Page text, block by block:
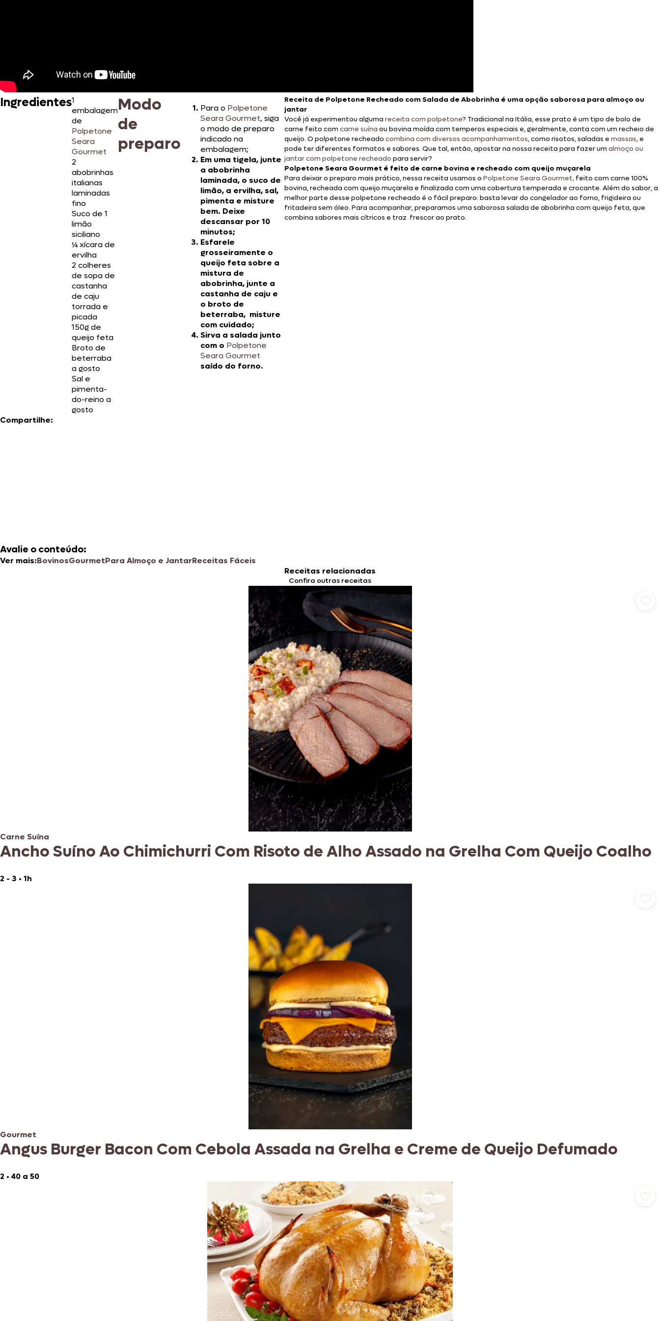
Ingredientes1
embalagem
de
Polpetone
Seara
Gourmet
2
abobrinhas
italianas
laminadas
fino
Suco de 1
limão
siciliano
¼ xícara de
ervilha
2 colheres
de sopa de
castanha
de caju
torrada e
picada
150g de
queijo feta
Broto de
beterraba
a gosto
Sal e
pimenta-
do-reino a
gosto
Modo
de
preparo
Para o Polpetone
Seara Gourmet, siga
o modo de preparo
indicado na
embalagem;
Em uma tigela, junte
a abobrinha
laminada, o suco de
limão, a ervilha, sal,
pimenta e misture
bem. Deixe
descansar por 10
minutos;
Esfarele
grosseiramente o
queijo feta sobre a
mistura de
abobrinha, junte a
castanha de caju e
o broto de
beterraba, misture
com cuidado;
Sirva a salada junto
com o Polpetone
Seara Gourmet
saído do forno.
Receita de Polpetone Recheado com Salada de Abobrinha é uma opção saborosa para almoço ou
jantar
Você já experimentou algumareceita com polpetone? Tradicional na Itália, esse prato é um tipo de bolo de
carne feito comcarne suína ou bovina moída com temperos especiais e, geralmente, conta com um recheio de
queijo. O polpetone recheadocombina com diversos acompanhamentos, como risotos, saladas emassas, e
pode ter diferentes formatos e sabores. Que tal, então, apostar na nossa receita para fazer umalmoço ou
jantar com polpetone recheado para servir?
Polpetone Seara Gourmet é feito de carne bovina e recheado com queijo muçarela
Para deixar o preparo mais prático, nessa receita usamos oPolpetone Seara Gourmet, feito com carne 100%
bovina, recheada com queijo muçarela e finalizada com uma cobertura temperada e crocante. Além do sabor, a
melhor parte desse polpetone recheado é o fácil preparo: basta levar do congelador ao forno, frigideira ou
fritadeira sem óleo. Para acompanhar, preparamos uma saborosa salada de abobrinha com queijo feta, que
combina sabores mais cítricos e traz frescor ao prato.
Compartilhe:
Avalie o conteúdo:
Ver mais:BovinosGourmetPara Almoço e JantarReceitas Fáceis
Receitas relacionadas
Confira outras receitas
Carne Suína
Ancho Suíno Ao Chimichurri Com Risoto de Alho Assado na Grelha Com Queijo Coalho
2 - 3 • 1h
Gourmet
Angus Burger Bacon Com Cebola Assada na Grelha e Creme de Queijo Defumado
2 • 40 a 50